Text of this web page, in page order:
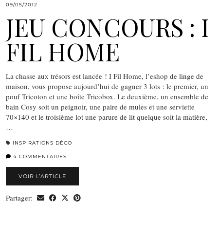
09/05/2012
JEU CONCOURS : I
FIL HOME
La chasse aux trésors est lancée ! I Fil Home, l’eshop de linge de
maison, vous propose aujourd’hui de gagner 3 lots : le premier, un
pouf Tricoton et une boîte Tricobox. Le deuxième, un ensemble de
bain Cosy soit un peignoir, une paire de mules et une serviette
70×140 et le troisième lot une parure de lit quelque soit la matière,
…
INSPIRATIONS DÉCO
4 COMMENTAIRES
VOIR L’ARTICLE
Partager: